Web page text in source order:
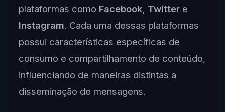
plataformas como Facebook, Twittere
Instagram. Cada uma dessas plataformas
possui características específicas de
consumo e compartilhamento de conteúdo,
influenciando de maneiras distintas a
disseminação de mensagens.